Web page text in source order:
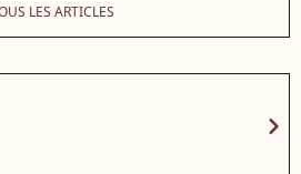
LES ARTICLES
chevron_right